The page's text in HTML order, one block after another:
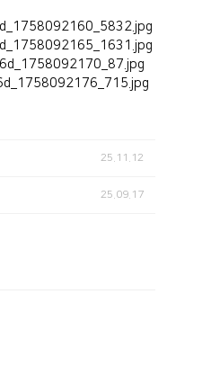
25.11.12
25.09.17